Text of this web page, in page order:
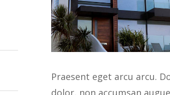
Praesent eget arcu arcu.
dolor, non accumsan